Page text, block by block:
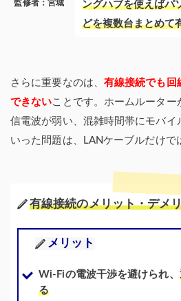
監修者：宮城
ングハブを使えばパ
どを複数台まとめて
さらに重要なのは、 有線接続でも回
できないことです。ホームルータ
信電波が弱い、混雑時間帯にモバイ
いった問題は、LANケーブルだけで
有線接続のメリット・デメ
メリット
Wi-Fiの電波干渉を避けられ、
る